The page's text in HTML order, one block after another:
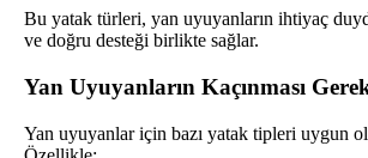
Bu yatak türleri, yan uyuyanların ihtiyaç
ve doğru desteği birlikte sağlar.
Yan Uyuyanların Kaçınması
Yan uyuyanlar için bazı yatak tipleri uygun